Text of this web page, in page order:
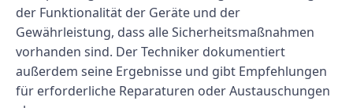
der Funktionalität der Geräte und der
Gewährleistung, dass alle Sicherheitsmaßnahmen
vorhanden sind. Der Techniker dokumentiert
außerdem seine Ergebnisse und gibt Empfehlungen
für erforderliche Reparaturen oder Austauschungen